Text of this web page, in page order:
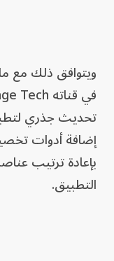
ويتوافق ذلك مع
إضافة أدوات
التطبيق.